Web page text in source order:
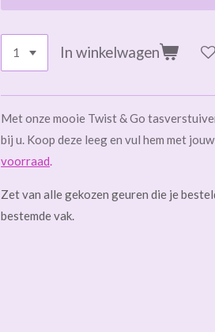
In winkelwagen
Met onze mooie Twist & Go
bij u. Koop deze leeg en vul hem met
voorraad.
Zet van alle gekozen geuren die je
bestemde vak.